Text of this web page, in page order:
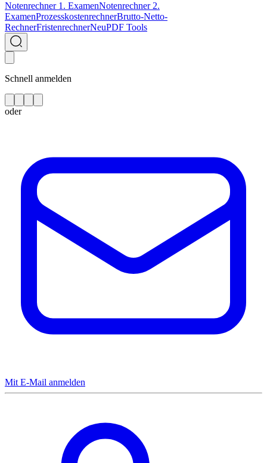
Notenrechner 1. ExamenNotenrechner 2.
ExamenProzesskostenrechnerBrutto-Netto-
RechnerFristenrechnerNeuPDF Tools
Schnell anmelden
oder
Mit E-Mail anmelden